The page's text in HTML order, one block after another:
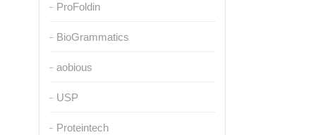
ProFoldin
BioGrammatics
aobious
USP
Proteintech